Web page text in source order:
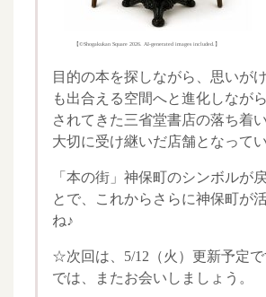
【©Shogakukan Square 2026. AI-generated images included.】
目的の本を探しながら、思いが
も出合える空間へと進化しなが
されてきた三省堂書店の落ち着
大切に受け継いだ店舗となってい
「本の街」神保町のシンボルが
とで、これからさらに神保町が
ね♪
☆次回は、5/12（火）更新予定で
では、またお会いしましょう。